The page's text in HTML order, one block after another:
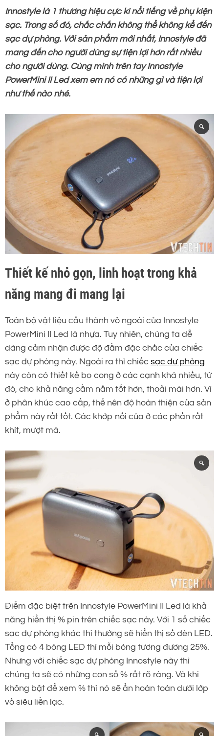
Innostyle là 1 thương hiệu cực kì nổi tiếng về phụ kiện
sạc. Trong số đó, chắc chắn không thể không kể đến
sạc dự phòng. Với sản phẩm mới nhất, Innostyle đã
mang đến cho người dùng sự tiện lợi hơn rất nhiều
cho người dùng. Cùng mình trên tay Innostyle
PowerMini II Led xem em nó có những gì và tiện lợi
như thế nào nhé.
Thiết kế nhỏ gọn, linh hoạt trong khả
năng mang đi mang lại
Toàn bộ vật liệu cấu thành vỏ ngoài của Innostyle
PowerMini II Led là nhựa. Tuy nhiên, chúng ta dễ
dàng cảm nhận được độ đầm đặc chắc của chiếc
sạc dự phòng này. Ngoài ra thì chiếc sạc dự phòng
này còn có thiết kế bo cong ở các cạnh khá nhiều, từ
đó, cho khả năng cầm nắm tốt hơn, thoải mái hơn. Vì
ở phân khúc cao cấp, thế nên độ hoàn thiện của sản
phẩm này rất tốt. Các khớp nối của ở các phần rất
khít, mượt mà.
Điểm đặc biệt trên Innostyle PowerMini II Led là khả
năng hiển thị % pin trên chiếc sạc này. Với 1 số chiếc
sạc dự phòng khác thì thường sẽ hiển thị số đèn LED.
Tổng có 4 bóng LED thì mỗi bóng tương đương 25%.
Nhưng với chiếc sạc dự phòng Innostyle này thì
chúng ta sẽ có những con số % rất rõ ràng. Và khi
không bật để xem % thì nó sẽ ẩn hoàn toàn dưới lớp
vỏ siêu liền lạc.